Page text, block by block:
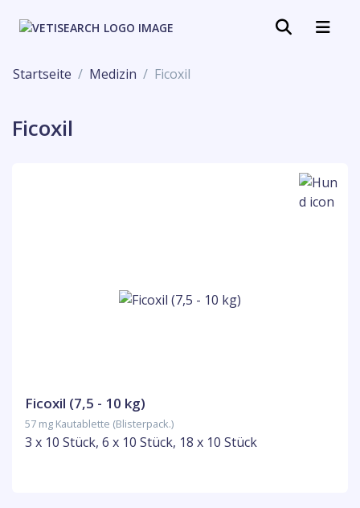
Startseite Medizin Ficoxil
Ficoxil
Ficoxil (7,5 - 10 kg)
57 mg Kautablette (Blisterpack.)
3 x 10 Stück, 6 x 10 Stück, 18 x 10 Stück